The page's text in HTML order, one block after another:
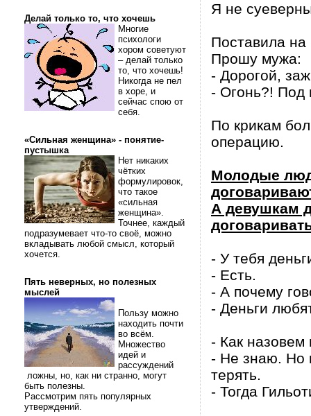
Делай только то, что хочешь
Многие
психологи
хором советуют
– делай только
то, что хочешь!
Никогда не пел
в хоре, и
сейчас спою от
себя.
«Сильная женщина» - понятие-
пустышка
Нет никаких
чётких
формулировок,
что такое
«сильная
женщина».
Точнее, каждый
подразумевает что-то своё, можно
вкладывать любой смысл, который
хочется.
Пять неверных, но полезных
мыслей
Пользу можно
находить почти
во всём.
Множество
идей и
рассуждений
ложны, но, как ни странно, могут
быть полезны.
Рассмотрим пять популярных
утверждений.
Я не
Поставила на
Прошу мужа:
- Дорогой,
- Огонь?! Под
По крикам
операцию.
Молодые
А девушкам
- У тебя
- Есть.
- А почему
- Деньги
- Как
- Не знаю. Но
терять.
- Тогда